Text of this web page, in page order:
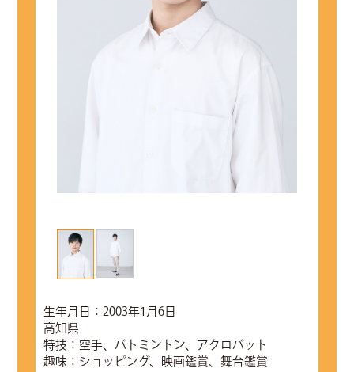
生年月日：2003年1月6日
高知県
特技：空手、バトミントン、アクロバット
趣味：ショッピング、映画鑑賞、舞台鑑賞